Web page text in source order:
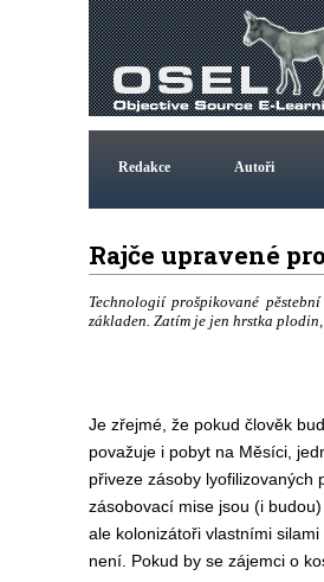
Redakce Autoři
Rajče upravené
Technologií prošpikované
základen. Zatím je jen hrstka
Je zřejmé, že pokud člověk
považuje i pobyt na Měsíci,
přiveze zásoby lyofilizovaných
zásobovací mise jsou (i
ale kolonizátoři vlastními
není. Pokud by se zájemci o